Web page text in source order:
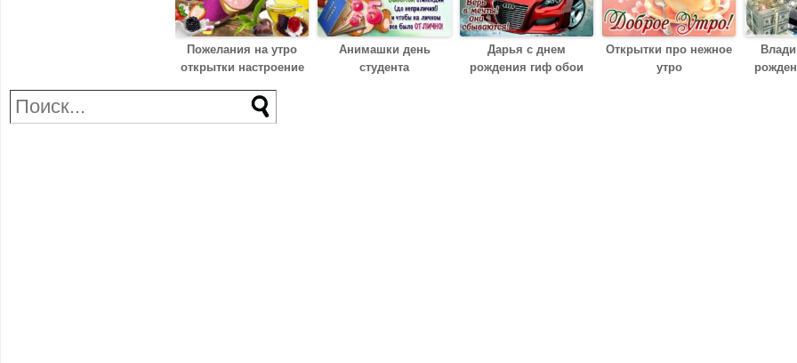
Пожелания на утро
открытки настроение
Анимашки день
студента
Дарья с днем
рождения гиф обои
Открытки про нежное
утро